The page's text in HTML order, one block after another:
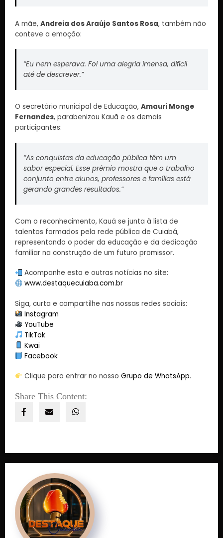
A mãe, Andreia dos Araújo Santos Rosa, também não
conteve a emoção:
“Eu nem esperava. Foi uma alegria imensa, difícil
até de descrever.”
O secretário municipal de Educação, Amauri Monge
Fernandes, parabenizou Kauã e os demais
participantes:
“As conquistas da educação pública têm um
sabor especial. Esse prêmio mostra que o trabalho
conjunto entre alunos, professores e famílias está
gerando grandes resultados.”
Com o reconhecimento, Kauã se junta à lista de
talentos formados pela rede pública de Cuiabá,
representando o poder da educação e da dedicação
familiar na construção de um futuro promissor.
Acompanhe esta e outras notícias no site:
www.destaquecuiaba.com.br
Siga, curta e compartilhe nas nossas redes sociais:
Instagram
YouTube
TikTok
Kwai
Facebook
Clique para entrar no nossoGrupo de WhatsApp.
Share This Content: